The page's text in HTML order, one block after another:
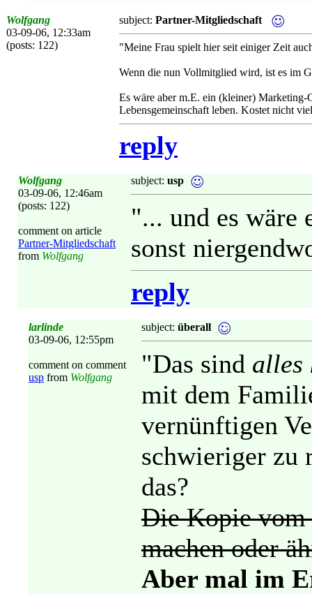
Wolfgang
03-09-06, 12:33am
(posts: 122)
subject: Partner-Mitgliedschaft
"Meine Frau spielt hier seit einiger Zeit
Wenn die nun Vollmitglied wird, ist es im
Es wäre aber m.E. ein (kleiner) Marketing-
Lebensgemeinschaft leben. Kostet nicht
reply
Wolfgang
03-09-06, 12:46am
(posts: 122)
comment on article
Partner-Mitgliedschaft
from Wolfgang
subject: usp
"... und es wäre
sonst
reply
larlinde
03-09-06, 12:55pm
comment on comment
usp from Wolfgang
subject: überall
"Das sind alles
mit dem
vernünftigen
schwieriger zu
das?
Die Kopie vom
machen oder
Aber mal im